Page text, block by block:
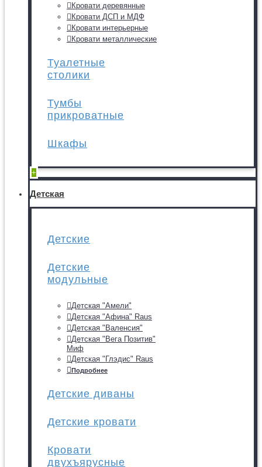
Кровати деревянные
Кровати ДСП и МДФ
Кровати интерьерные
Кровати металлические
Туалетные
столики
Тумбы
прикроватные
Шкафы
+
Детская
Детские
Детские
модульные
Детская "Амели"
Детская "Афина" Raus
Детская "Валенсия"
Детская "Вега Позитив"
Миф
Детская "Глэдис" Raus
Подробнее
Детские диваны
Детские кровати
Кровати
двухъярусные